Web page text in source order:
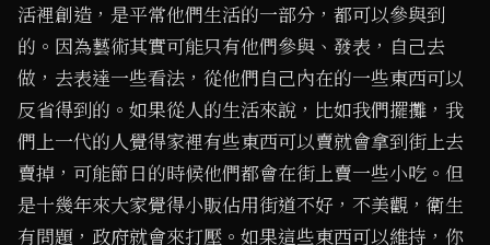
活裡創造，是平常他們生活的一部分，都可以參與到
的。因為藝術其實可能只有他們參與、發表，自己去
做，去表達一些看法，從他們自己內在的一些東西可以
反省得到的。如果從人的生活來說，比如我們擺攤，我
們上一代的人覺得家裡有些東西可以賣就會拿到街上去
賣掉，可能節日的時候他們都會在街上賣一些小吃。但
是十幾年來大家覺得小販佔用街道不好，不美觀，衛生
有問題，政府就會來打壓。如果這些東西可以維持，你